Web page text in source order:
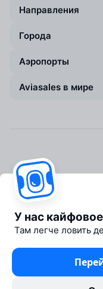
Направления
Города
Аэропорты
Aviasales в мире
У нас
Там легче ловить